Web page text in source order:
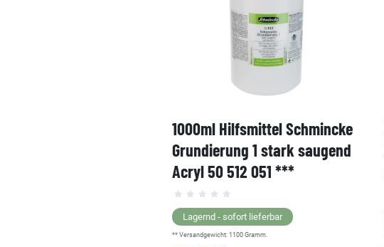
1000ml Hilfsmittel Schmincke
Grundierung 1 stark saugend
Acryl 50 512 051 ***
Lagernd - sofort lieferbar
** Versandgewicht: 1100 Gramm.